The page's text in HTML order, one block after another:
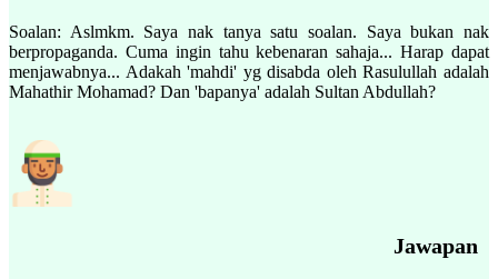
Soalan: Aslmkm. Saya nak tanya satu soalan. Saya bukan nak
berpropaganda. Cuma ingin tahu kebenaran sahaja... Harap dapat
menjawabnya... Adakah 'mahdi' yg disabda oleh Rasulullah adalah
Mahathir Mohamad? Dan 'bapanya' adalah Sultan Abdullah?
Jawapan